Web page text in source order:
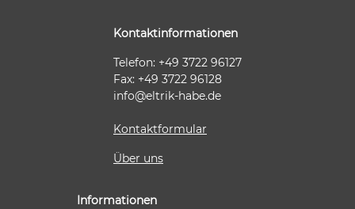
Kontaktinformationen
Telefon: +49 3722 96127
Fax: +49 3722 96128
info@eltrik-habe.de
Kontaktformular
Über uns
Informationen